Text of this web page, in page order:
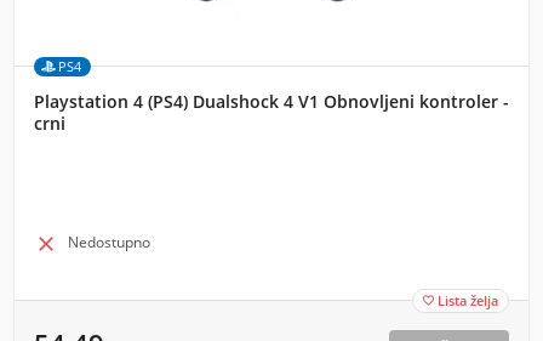
PS4
Playstation 4 (PS4) Dualshock 4 V1 Obnovljeni kontroler -
crni
 Nedostupno
 Lista želja